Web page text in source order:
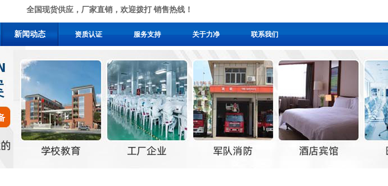
全国现货供应，厂家直销，欢迎拨打 销售热线！
新闻动态 资质认证 服务支持 关于力净 联系我们